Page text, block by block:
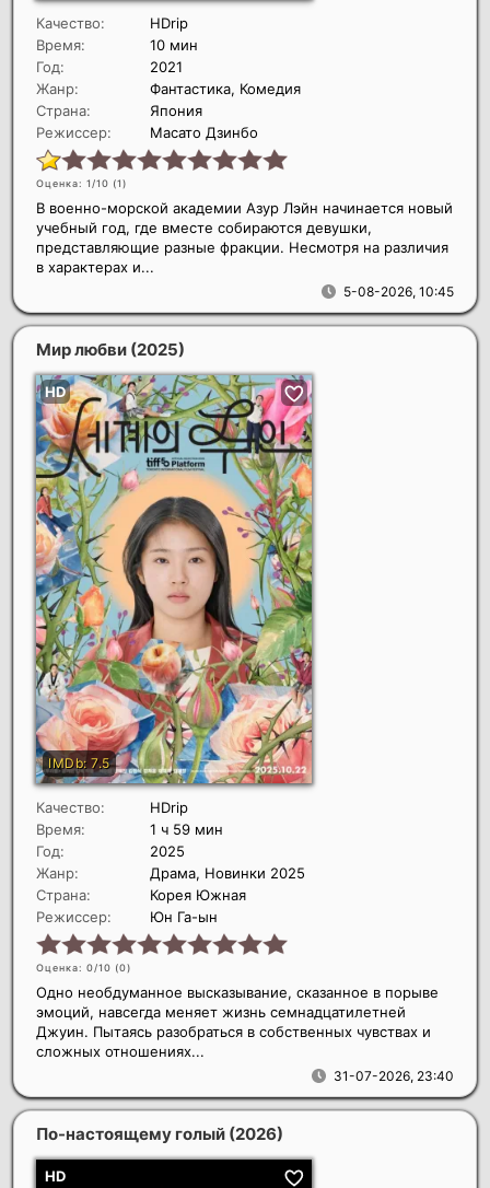
Качество:
HDrip
Время:
10 мин
Год:
2021
Жанр:
Фантастика, Комедия
Страна:
Япония
Режиссер:
Масато Дзинбо
Оценка: 1/10 (1)
5-08-2026, 10:45
В военно-морской академии Азур Лэйн начинается новый
учебный год, где вместе собираются девушки,
представляющие разные фракции. Несмотря на различия
в характерах и...
Мир любви (2025)
Качество:
HDrip
Время:
1 ч 59 мин
Год:
2025
Жанр:
Драма, Новинки 2025
Страна:
Корея Южная
Режиссер:
Юн Га-ын
Оценка: 0/10 (0)
31-07-2026, 23:40
Одно необдуманное высказывание, сказанное в порыве
эмоций, навсегда меняет жизнь семнадцатилетней
Джуин. Пытаясь разобраться в собственных чувствах и
сложных отношениях...
По-настоящему голый (2026)